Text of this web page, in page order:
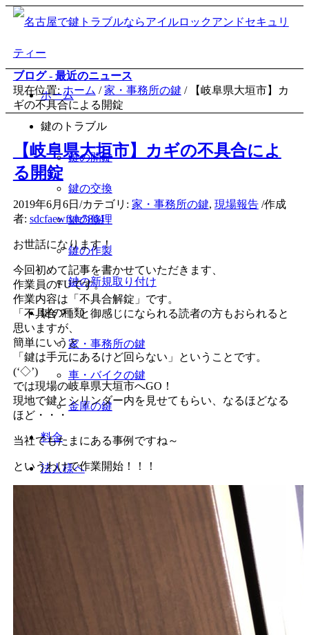
ホーム
鍵のトラブル
鍵の開錠
鍵の交換
鍵の修理
鍵の作製
鍵の新規取り付け
鍵の種類
家・事務所の鍵
車・バイクの鍵
金庫の鍵
料金
法人様へ
ブログ - 最近のニュース
現在位置: ホーム / 家・事務所の鍵 /
【岐阜県大垣市】カ
ギの不具合による開錠
【岐阜県大垣市】カギの不具合によ
る開錠
2019年6月6日 /カテゴリ: 家・事務所の鍵, 現場報告 /作成
者: sdcfaewfvte5864
お世話になります！
今回初めて記事を書かせていただきます、
作業員のFUです。
作業内容は「不具合解錠」です。
「不具合？」と御感じになられる読者の方もおられると
思いますが、
簡単にいうと
「鍵は手元にあるけど回らない」ということです。
(‘◇’)ゞ
では現場の岐阜県大垣市へGO！
現地で鍵とシリンダー内を見せてもらい、なるほどなる
ほど・・・
当社でもたまにある事例ですね～
というわけで作業開始！！！